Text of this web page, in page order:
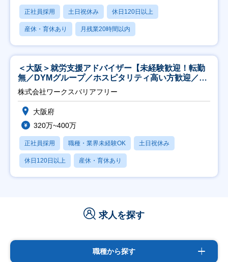
正社員採用 土日祝休み 休日120日以上
産休・育休あり 月残業20時間以内
＜大阪＞就労支援アドバイザー【未経験歓迎！転勤
無／DYMグループ／ホスピタリティ高い方歓迎／土
日祝】
株式会社ワークスバリアフリー
大阪府
320万~400万
正社員採用 職種・業界未経験OK 土日祝休み
休日120日以上 産休・育休あり
求人を探す
職種から探す